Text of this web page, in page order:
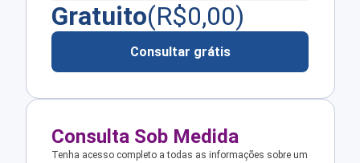
Gratuito(R$0,00)
Consultar grátis
Consulta Sob Medida
Tenha acesso completo a todas as informações sobre um